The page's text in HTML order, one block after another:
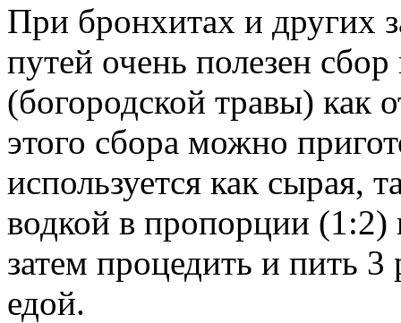
При бронхитах и других
путей очень полезен
(богородской травы) как
этого сбора можно
используется как сырая,
водкой в пропорции (1:2)
затем процедить и пить 3
едой.